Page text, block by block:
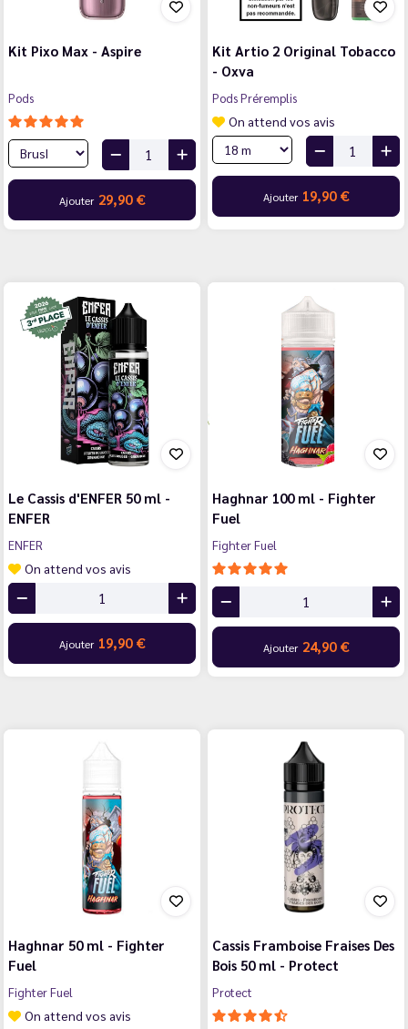
Kit Pixo Max - Aspire
Pods
Ajouter 29,90 €
Kit Artio 2 Original Tobacco
- Oxva
Pods Préremplis
On attend vos avis
Ajouter 19,90 €
Le Cassis d'ENFER 50 ml -
ENFER
ENFER
On attend vos avis
Ajouter 19,90 €
Haghnar 100 ml - Fighter
Fuel
Fighter Fuel
Ajouter 24,90 €
Haghnar 50 ml - Fighter
Fuel
Fighter Fuel
On attend vos avis
Cassis Framboise Fraises Des
Bois 50 ml - Protect
Protect